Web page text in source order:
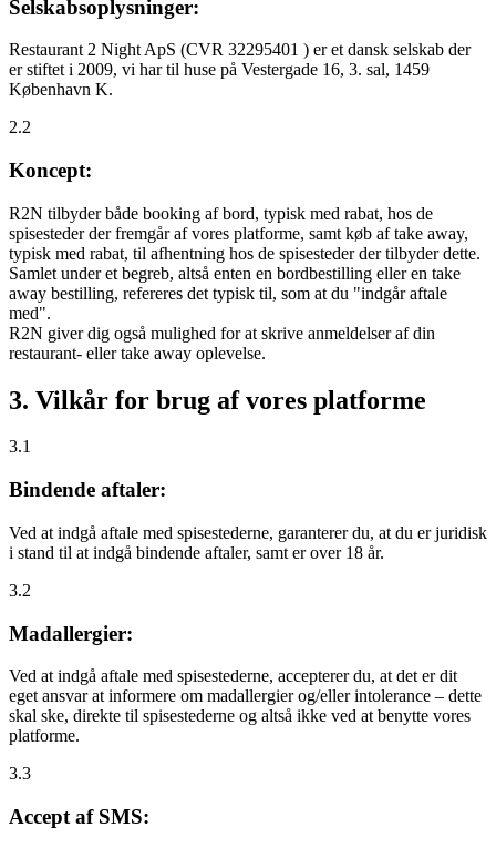
Selskabsoplysninger:
Restaurant 2 Night ApS (CVR 32295401 ) er et dansk selskab der
er stiftet i 2009, vi har til huse på Vestergade 16, 3. sal, 1459
København K.
2.2
Koncept:
R2N tilbyder både booking af bord, typisk med rabat, hos de
spisesteder der fremgår af vores platforme, samt køb af take away,
typisk med rabat, til afhentning hos de spisesteder der tilbyder dette.
Samlet under et begreb, altså enten en bordbestilling eller en take
away bestilling, refereres det typisk til, som at du "indgår aftale
med".
R2N giver dig også mulighed for at skrive anmeldelser af din
restaurant- eller take away oplevelse.
3. Vilkår for brug af vores platforme
3.1
Bindende aftaler:
Ved at indgå aftale med spisestederne, garanterer du, at du er juridisk
i stand til at indgå bindende aftaler, samt er over 18 år.
3.2
Madallergier:
Ved at indgå aftale med spisestederne, accepterer du, at det er dit
eget ansvar at informere om madallergier og/eller intolerance – dette
skal ske, direkte til spisestederne og altså ikke ved at benytte vores
platforme.
3.3
Accept af SMS: